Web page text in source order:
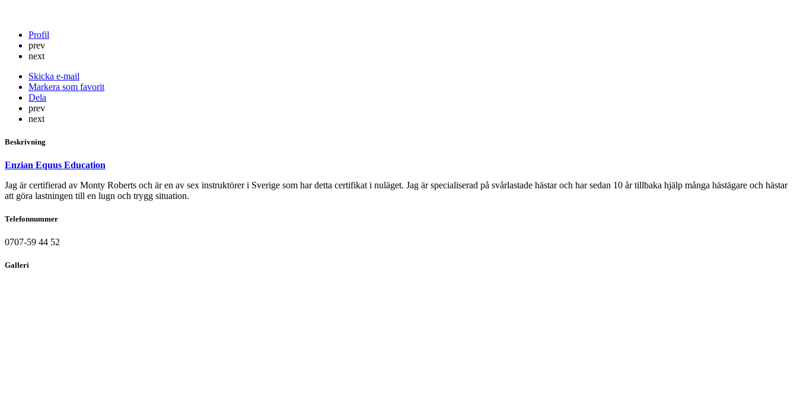
Profil
prev
next
Skicka e-mail
Markera som favorit
Dela
prev
next
Beskrivning
Enzian Equus Education
Jag är certifierad av Monty Roberts och är en av sex instruktörer i Sverige som har detta certifikat i nuläget. Jag är specialiserad på svårlastade hästar och har sedan 10 år tillbaka hjälp många hästägare och hästar
att göra lastningen till en lugn och trygg situation.
Telefonnummer
0707-59 44 52
Galleri